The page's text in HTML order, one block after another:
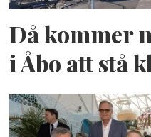
Då kommer
i Åbo att stå